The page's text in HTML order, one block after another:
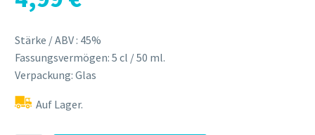
Stärke / ABV : 45%
Fassungsvermögen: 5 cl / 50 ml.
Verpackung: Glas
Auf Lager.